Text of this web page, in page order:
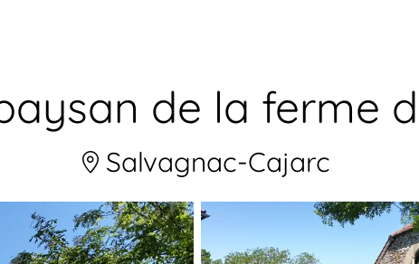
de la ferme
Salvagnac-Cajarc